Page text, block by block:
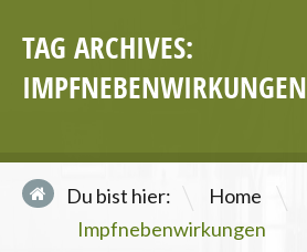
TAG ARCHIVES:
IMPFNEBENWIRKUNGEN
Du bist hier: Home \
Impfnebenwirkungen